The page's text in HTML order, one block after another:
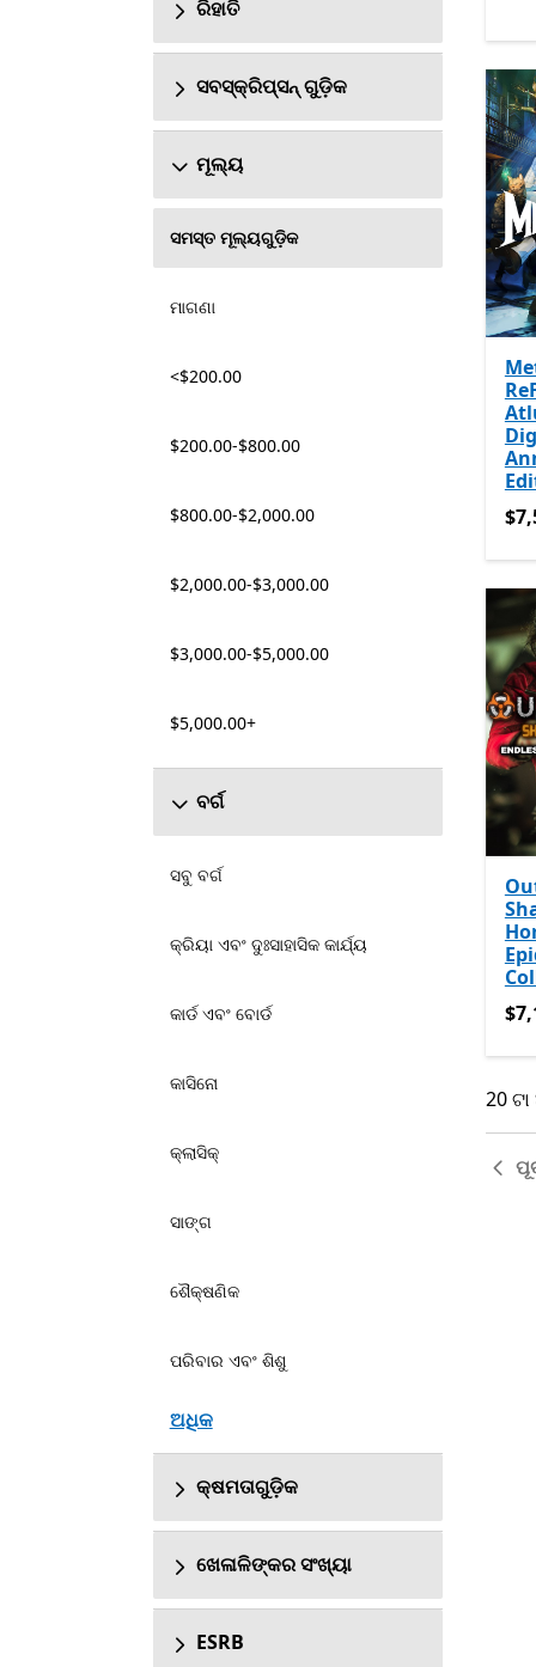
ରିହାତି
ସବସ୍କ୍ରିପ୍ସନ୍ ଗୁଡ଼ିକ
ମୂଲ୍ୟ
ସମସ୍ତ ମୂଲ୍ୟଗୁଡ଼ିକ
ମାଗଣା
<$200.00
$200.00-$800.00
$800.00-$2,000.00
$2,000.00-$3,000.00
$3,000.00-$5,000.00
$5,000.00+
ବର୍ଗ
ସବୁ ବର୍ଗ
କ୍ରିୟା ଏବଂ ଦୁଃସାହାସିକ କାର୍ଯ୍ୟ
କାର୍ଡ ଏବଂ ବୋର୍ଡ
କାସିନୋ
କ୍ଲାସିକ୍
ସାଙ୍ଗ
ଶୈକ୍ଷଣିକ
ପରିବାର ଏବଂ ଶିଶୁ
ଅଧିକ
କ୍ଷମତାଗୁଡ଼ିକ
ଖେଳାଳିଙ୍କର ସଂଖ୍ୟା
ESRB
20
20